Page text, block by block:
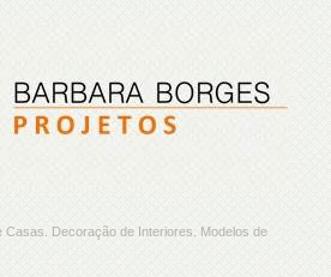
Casas. Decoração de Interiores. Modelos de